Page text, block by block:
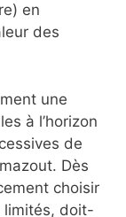
en
des
une
à l’horizon
de
Dès
choisir
limités, doit-